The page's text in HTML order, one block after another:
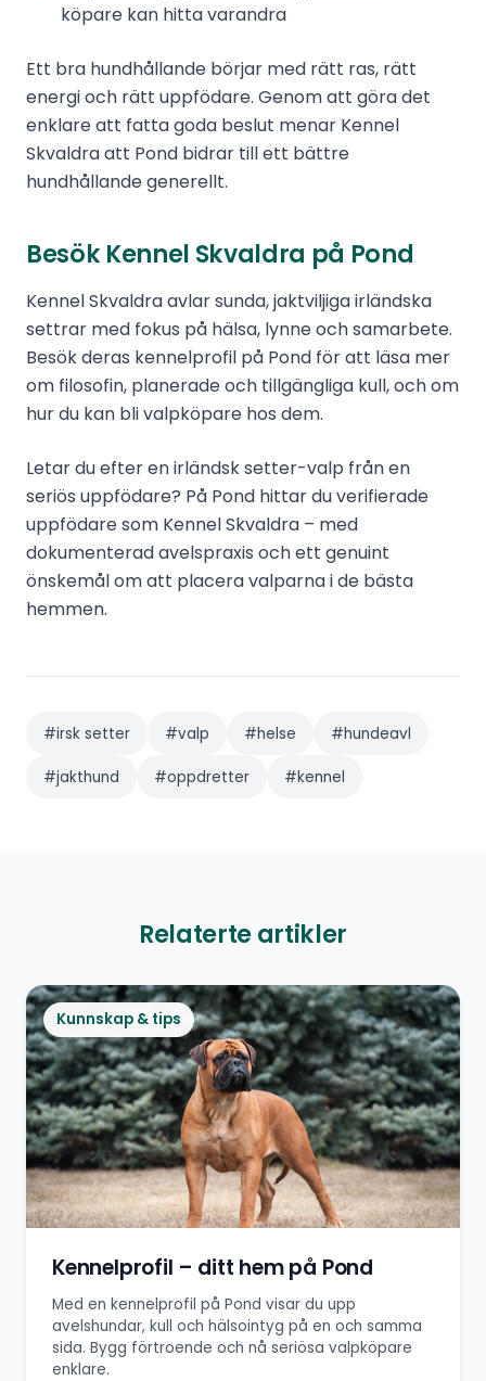
köpare kan hitta varandra
Ett bra hundhållande börjar med rätt ras, rätt
energi och rätt uppfödare. Genom att göra det
enklare att fatta goda beslut menar Kennel
Skvaldra att Pond bidrar till ett bättre
hundhållande generellt.
Besök Kennel Skvaldra på Pond
Kennel Skvaldra avlar sunda, jaktviljiga irländska
settrar med fokus på hälsa, lynne och samarbete.
Besök deras kennelprofil på Pond för att läsa mer
om filosofin, planerade och tillgängliga kull, och om
hur du kan bli valpköpare hos dem.
Letar du efter en irländsk setter-valp från en
seriös uppfödare? På Pond hittar du verifierade
uppfödare som Kennel Skvaldra – med
dokumenterad avelspraxis och ett genuint
önskemål om att placera valparna i de bästa
hemmen.
#irsk setter #valp #helse #hundeavl
#jakthund #oppdretter #kennel
Relaterte artikler
Kunnskap & tips
Kennelprofil – ditt hem på Pond
Med en kennelprofil på Pond visar du upp
avelshundar, kull och hälsointyg på en och samma
sida. Bygg förtroende och nå seriösa valpköpare
enklare.